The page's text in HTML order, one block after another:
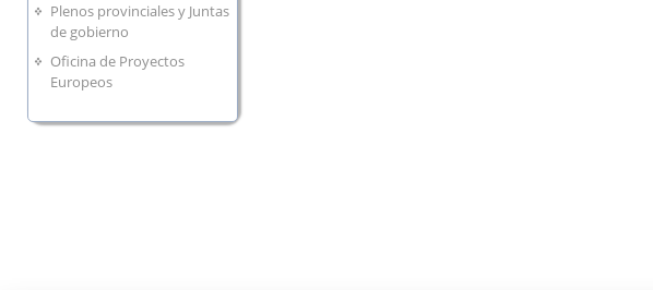
Plenos provinciales y Juntas
de gobierno
Oficina de Proyectos
Europeos